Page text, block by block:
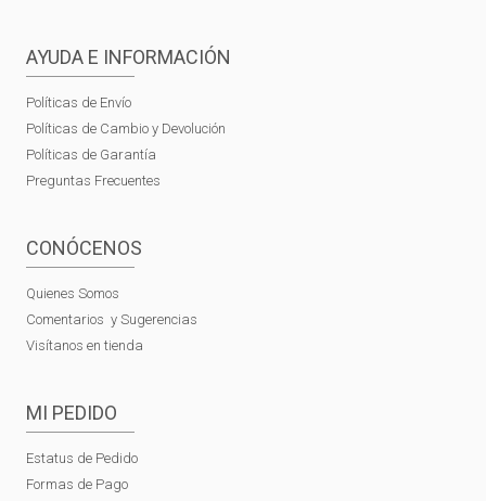
AYUDA E INFORMACIÓN
Políticas de Envío
Políticas de Cambio y Devolución
Políticas de Garantía
Preguntas Frecuentes
CONÓCENOS
Quienes Somos
Comentarios y Sugerencias
Visítanos en tienda
MI PEDIDO
Estatus de Pedido
Formas de Pago